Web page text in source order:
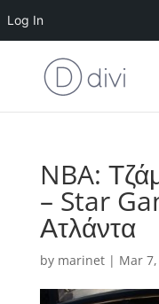
Log In
NBA:
– Star
Ατλάντα
by marinet| Mar 7,